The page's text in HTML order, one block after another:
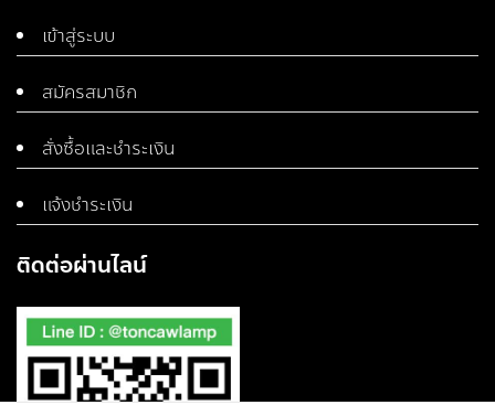
เข้าสู่ระบบ
สมัครสมาชิก
สั่งซื้อและชำระเงิน
แจ้งชำระเงิน
ติดต่อผ่านไลน์